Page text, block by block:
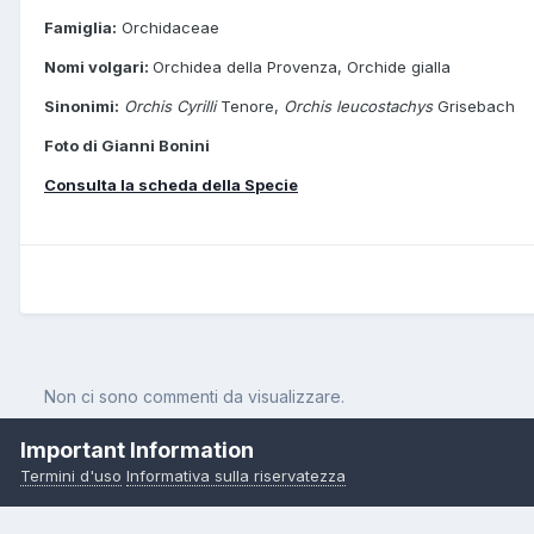
Famiglia: Orchidaceae
Nomi volgari: Orchidea della Provenza, Orchide gialla
Sinonimi: Orchis CyrilliTenore, Orchis leucostachysGrisebach
Foto di Gianni Bonini
Consulta la scheda della Specie
Non ci sono commenti da visualizzare.
Pagina Iniziale Orchidee Orchis provincialis Balbis ex Lamarck &
Important Information
Termini d'uso Informativa sulla riservatezza